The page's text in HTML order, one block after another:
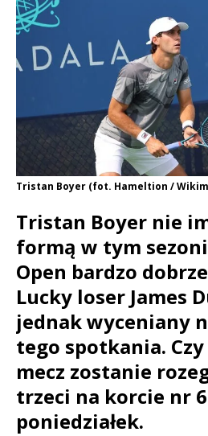
Tristan Boyer (fot. Hameltion /
Tristan Boyer nie
formą w tym
Open bardzo
Lucky loser James
jednak wyceniany
tego spotkania. Czy
mecz zostanie
trzeci na korcie nr
poniedziałek.